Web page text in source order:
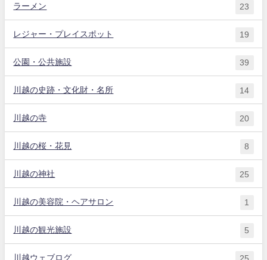
ラーメン 23
レジャー・プレイスポット 19
公園・公共施設 39
川越の史跡・文化財・名所 14
川越の寺 20
川越の桜・花見 8
川越の神社 25
川越の美容院・ヘアサロン 1
川越の観光施設 5
川越ウェブログ 25